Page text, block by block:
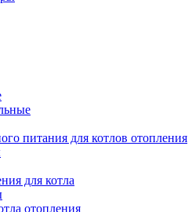
питания для котлов отопления
для котла
отопления